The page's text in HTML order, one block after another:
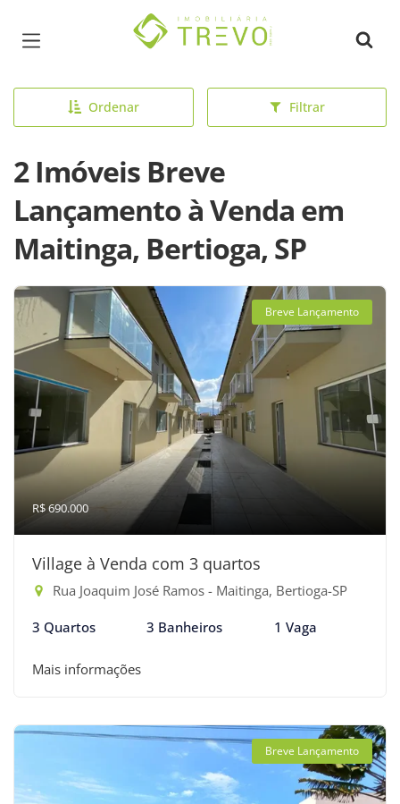
Página inicial
Ordenar Filtrar
2 Imóveis Breve
Lançamento à Venda em
Maitinga, Bertioga, SP
Breve Lançamento
R$ 690.000
Village à Venda com 3 quartos
Rua Joaquim José Ramos - Maitinga, Bertioga-SP
3 Quartos 3 Banheiros 1 Vaga
Mais informações
Breve Lançamento